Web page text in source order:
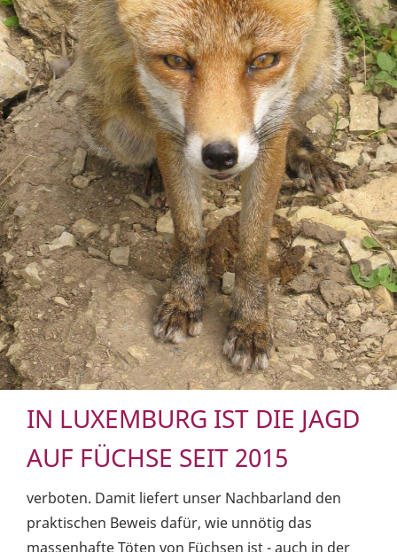
IN LUXEMBURG IST DIE JAGD
AUF FÜCHSE SEIT 2015
verboten. Damit liefert unser Nachbarland den
praktischen Beweis dafür, wie unnötig das
massenhafte Töten von Füchsen ist - auch in der